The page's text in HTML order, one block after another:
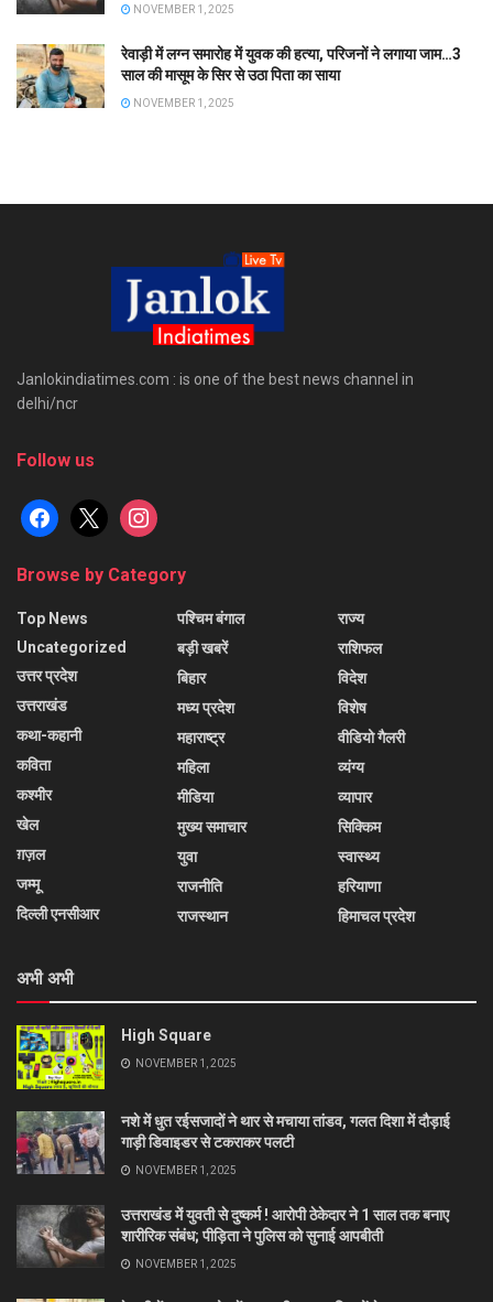
NOVEMBER 1, 2025
रेवाड़ी में लग्न समारोह में युवक की हत्या, परिजनों ने लगाया जाम…3
साल की मासूम के सिर से उठा पिता का साया
NOVEMBER 1, 2025
Janlokindiatimes.com : is one of the best news channel in
delhi/ncr
Follow us
facebook
x instagram
Browse by Category
Top News
Uncategorized
उत्तर प्रदेश
उत्तराखंड
कथा-कहानी
कविता
कश्मीर
खेल
ग़ज़ल
जम्मू
दिल्ली एनसीआर
पश्चिम बंगाल
बड़ी खबरें
बिहार
मध्य प्रदेश
महाराष्ट्र
महिला
मीडिया
मुख्य समाचार
युवा
राजनीति
राजस्थान
राज्य
राशिफल
विदेश
विशेष
वीडियो गैलरी
व्यंग्य
व्यापार
सिक्किम
स्वास्थ्य
हरियाणा
हिमाचल प्रदेश
अभी अभी
High Square
NOVEMBER 1, 2025
नशे में धुत रईसजादों ने थार से मचाया तांडव, गलत दिशा में दौड़ाई
गाड़ी डिवाइडर से टकराकर पलटी
NOVEMBER 1, 2025
उत्तराखंड में युवती से दुष्कर्म ! आरोपी ठेकेदार ने 1 साल तक बनाए
शारीरिक संबंध; पीड़िता ने पुलिस को सुनाई आपबीती
NOVEMBER 1, 2025